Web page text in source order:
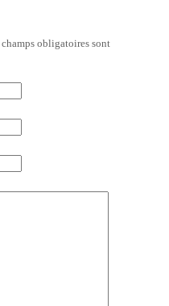
champs obligatoires sont